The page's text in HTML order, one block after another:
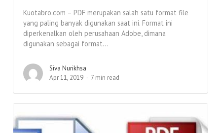
Kuotabro.com – PDF merupakan salah satu format file
yang paling banyak digunakan saat ini. Format ini
diperkenalkan oleh perusahaan Adobe, dimana
digunakan sebagai format...
Siva Nurikhsa
Apr 11, 2019
7 min read